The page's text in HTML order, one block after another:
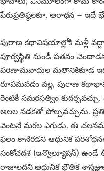
పేరుప్రతిష్ఠలకూ, ఆరాధన – ఇదే
పురాణ కథావిషయాల్లోకి మళ్లీ
పూర్వస్థితి నుండీ పతనం
పరిణామవాదుల మతానికికూడ ఇది
రూపమవడం వల్ల, పురాణ
రెంటికీ సమరసత్విం
అలల నడకతో పోల్చవచ్చును.
వెంటనే మరల ఎగుడు. ఈ
ఫలం కానేరడని ఆధునిక
సంకోచదశ (ఇన్వొల్యూషన్) ఉండే
రాజాలదని ఆధునిక భౌతిక